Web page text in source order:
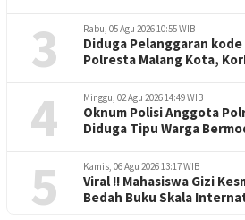
3 Rabu, 05 Agu 2026 10:55 WIB
Diduga Pelanggaran
Polresta Malang Kota,
4 Minggu, 02 Agu 2026 14:49 WIB
Oknum Polisi Anggota
Diduga Tipu Warga
5 Kamis, 06 Agu 2026 13:17 WIB
Viral !! Mahasiswa Gizi
Bedah Buku Skala